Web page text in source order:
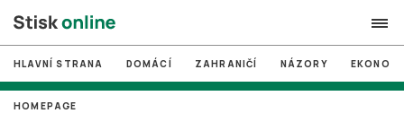
search
# MUNI
HLAVNÍ STRANA DOMÁCÍ ZAHRANIČÍ NÁZORY
HOMEPAGE